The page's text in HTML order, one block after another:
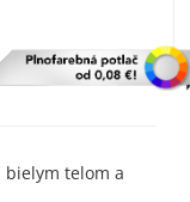
bielym telom a